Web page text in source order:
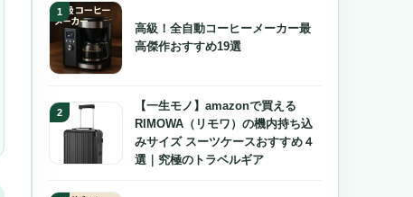
高級！全自動コーヒーメーカー最
高傑作おすすめ19選
【一生モノ】amazonで買える
RIMOWA（リモワ）の機内持ち込
みサイズ スーツケースおすすめ４
選｜究極のトラベルギア